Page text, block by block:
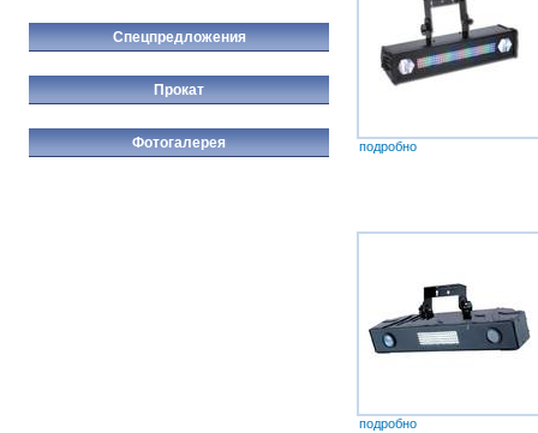
подробно
подробно
Спецпредложения
Прокат
Фотогалерея